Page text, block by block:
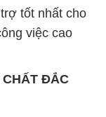
tốt nhất cho
việc cao
CHẤT ĐẮC